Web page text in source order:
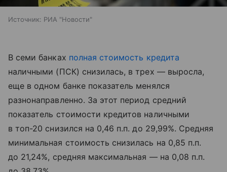
Источник: РИА "Новости"
В семи банках полная стоимость кредита
наличными (ПСК) снизилась, в трех — выросла,
еще в одном банке показатель менялся
разнонаправленно. За этот период средний
показатель стоимости кредитов наличными
в топ-20 снизился на 0,46 п.п. до 29,99%. Средняя
минимальная стоимость снизилась на 0,85 п.п.
до 21,24%, средняя максимальная — на 0,08 п.п.